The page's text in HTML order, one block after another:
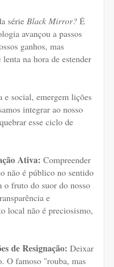
série Black Mirror? É
avançou a passos
ganhos, mas
na hora de estender
e social, emergem lições
integrar ao nosso
esse ciclo de
Ativa: Compreender
não é público no sentido
o fruto do suor do nosso
e
local não é preciosismo,
de Resignação: Deixar
O famoso "rouba, mas